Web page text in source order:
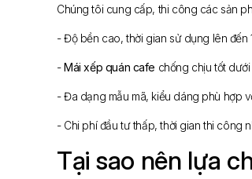
Chúng tôi cung cấp, thi công các sản
- Độ bền cao, thời gian sử dụng lên đến
-Mái xếp quán cafe chống chịu tốt
- Đa dạng mẫu mã, kiểu dáng phù hợp
- Chi phí đầu tư thấp, thời gian thi công
Tại sao nên lựa